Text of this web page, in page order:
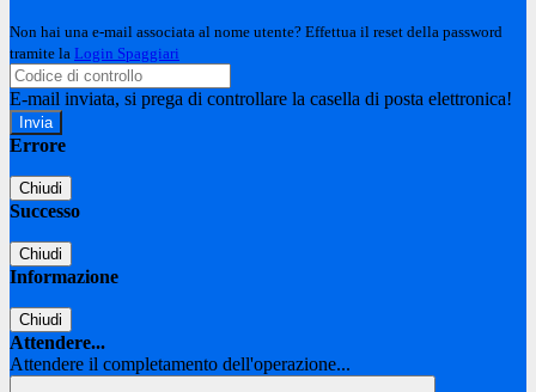
Non hai una e-mail associata al nome utente? Effettua il reset della password
tramite la Login Spaggiari
E-mail inviata, si prega di controllare la casella di posta elettronica!
Errore
Chiudi
Successo
Chiudi
Informazione
Chiudi
Attendere...
Attendere il completamento dell'operazione...